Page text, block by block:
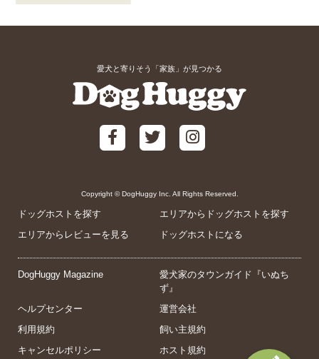
愛犬と寄りそう「家族」が見つかる
Copyright © DogHuggy Inc. All Rights Reserved.
ドッグホストを探す
エリアからドッグホストを探す
エリアからレビューを見る
ドッグホストになる
DogHuggy Magazine
愛犬家のタウンガイド『いぬち
ず』
ヘルプセンター
運営会社
利用規約
飼い主規約
キャンセルポリシー
ホスト規約